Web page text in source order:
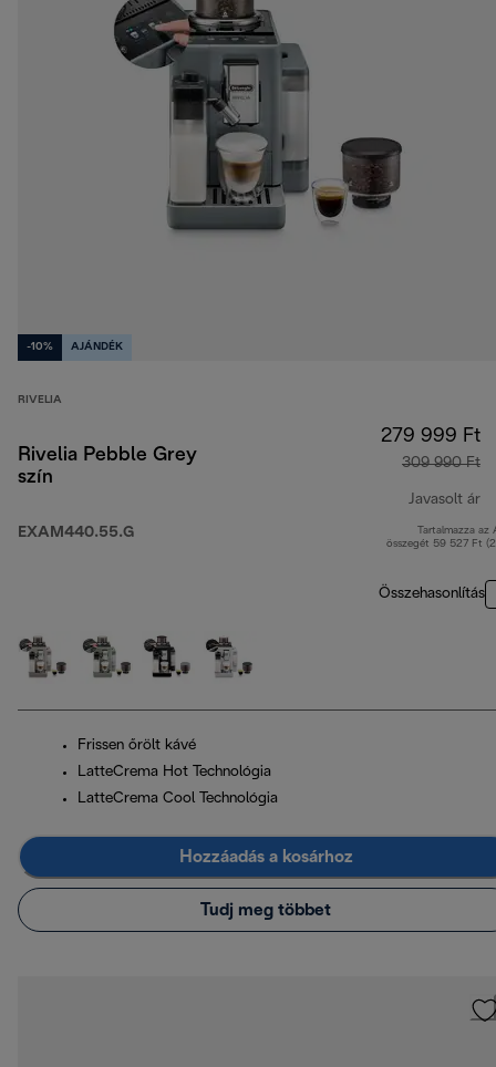
-10% AJÁNDÉK
RIVELIA
Rivelia Pebble Grey
szín
EXAM440.55.G
279 999 Ft
309 990 Ft
Javasolt ár
Tartalmazza az
összegét 59 527 Ft
Összehasonlítás
Frissen őrölt kávé
LatteCrema Hot Technológia
LatteCrema Cool Technológia
Hozzáadás a kosárhoz
Tudj meg többet